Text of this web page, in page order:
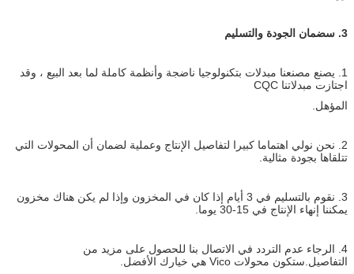
3. س ضمان الجودة والتسليم
1. يصنع مصنعنا مبدلات بتكنولوجيا ناضجة وأنظمة كاملة لما بعد البيع ، وقد
اجتازت مبدلاتنا CQC
المؤهل.
2. نحن نولي اهتماما كبيرا لتفاصيل الإنتاج وعملية لضمان أن المحولات التي
تتلقاها بجودة مثالية.
3. نقوم بالتسليم في 3 أيام إذا كان في المخزون وإذا لم يكن هناك مخزون
يمكننا إنهاء الإنتاج في 15-30 يوما.
4. الرجاء عدم التردد في الاتصال بنا للحصول على مزيد من
التفاصيل.ستكون محولات Vico هي خيارك الأفضل.